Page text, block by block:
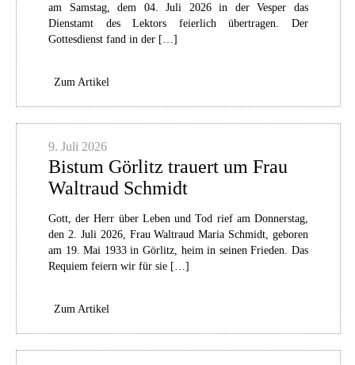
am Samstag, dem 04. Juli 2026 in der Vesper das
Dienstamt des Lektors feierlich übertragen. Der
Gottesdienst fand in der […]
Zum Artikel
9. Juli 2026
Bistum Görlitz trauert um Frau
Waltraud Schmidt
Gott, der Herr über Leben und Tod rief am Donnerstag,
den 2. Juli 2026, Frau Waltraud Maria Schmidt, geboren
am 19. Mai 1933 in Görlitz, heim in seinen Frieden. Das
Requiem feiern wir für sie […]
Zum Artikel